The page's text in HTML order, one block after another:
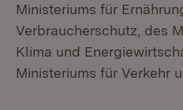
Ministeriums für
Verbraucherschutz, des
Klima und
Ministeriums für Verkehr